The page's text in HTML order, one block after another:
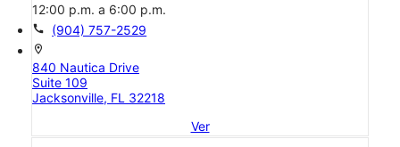
12:00 p.m. a 6:00 p.m.
call (904) 757-2529
location_on
840 Nautica Drive
Suite 109
Jacksonville, FL 32218
Ver